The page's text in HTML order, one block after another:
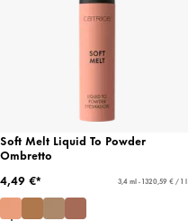
Soft Melt Liquid To Powder
Ombretto
4,49 €*
3,4 ml - 1320,59 € / 1 l